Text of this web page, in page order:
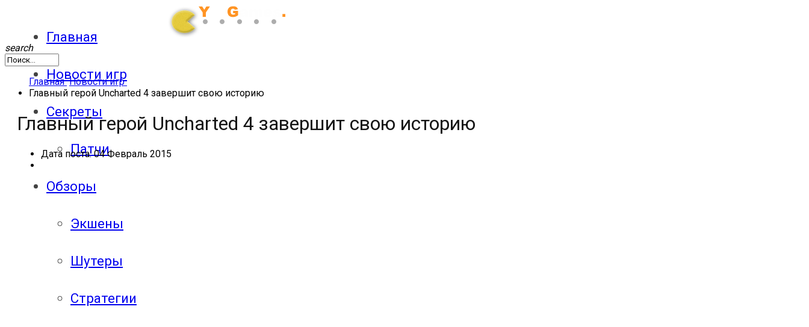
Главная
Новости игр
Секреты
Патчи
Обзоры
Экшены
Шутеры
Стратегии
search
Главная Новости игр
Главный герой Uncharted 4 завершит свою историю
Главный герой Uncharted 4 завершит свою историю
Дата поста:04 Февраль 2015